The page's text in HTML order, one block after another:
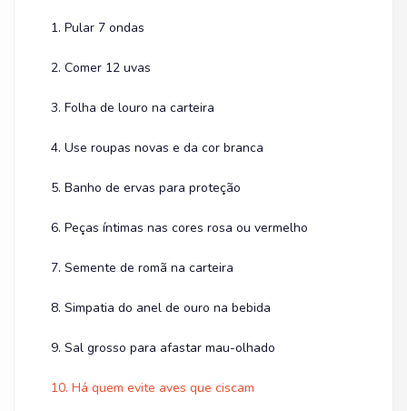
1. Pular 7 ondas
2. Comer 12 uvas
3. Folha de louro na carteira
4. Use roupas novas e da cor branca
5. Banho de ervas para proteção
6. Peças íntimas nas cores rosa ou vermelho
7. Semente de romã na carteira
8. Simpatia do anel de ouro na bebida
9. Sal grosso para afastar mau-olhado
10. Há quem evite aves que ciscam